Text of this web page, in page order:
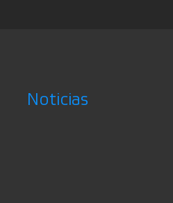
Noticias